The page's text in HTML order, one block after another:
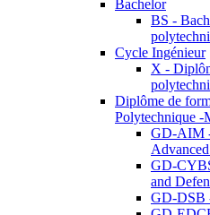
Bachelor
BS -
Cycle Ingénieur
X -
Diplôme de
Polytechnique -
GD-AIM
GD-
and
GD-DSB